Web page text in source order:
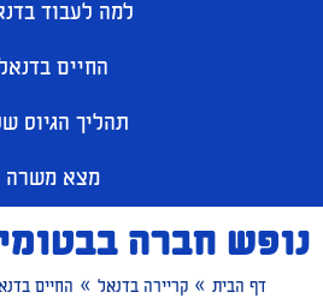
למה לעבוד
החיים
תהליך הגיוס
מצא משרה
נופש חברה
דף הבית »קריירה בדנאל » החיים